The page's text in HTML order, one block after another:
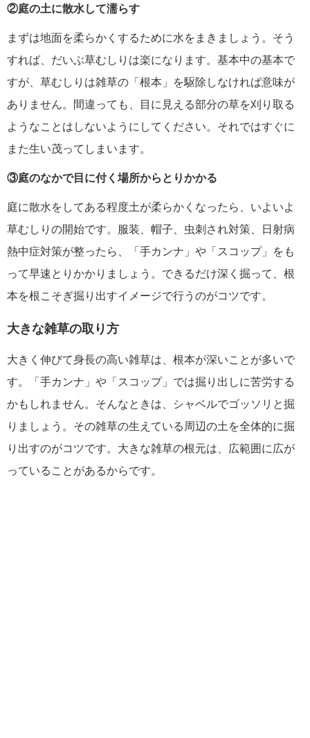
②庭の土に散水して濡らす
まずは地面を柔らかくするために水をまきましょう。そう
すれば、だいぶ草むしりは楽になります。基本中の基本で
すが、草むしりは雑草の「根本」を駆除しなければ意味が
ありません。間違っても、目に見える部分の草を刈り取る
ようなことはしないようにしてください。それではすぐに
また生い茂ってしまいます。
③庭のなかで目に付く場所からとりかかる
庭に散水をしてある程度土が柔らかくなったら、いよいよ
草むしりの開始です。服装、帽子、虫刺され対策、日射病
熱中症対策が整ったら、「手カンナ」や「スコップ」をも
って早速とりかかりましょう。できるだけ深く掘って、根
本を根こそぎ掘り出すイメージで行うのがコツです。
大きな雑草の取り方
大きく伸びて身長の高い雑草は、根本が深いことが多いで
す。「手カンナ」や「スコップ」では掘り出しに苦労する
かもしれません。そんなときは、シャベルでゴッソリと掘
りましょう。その雑草の生えている周辺の土を全体的に掘
り出すのがコツです。大きな雑草の根元は、広範囲に広が
っていることがあるからです。